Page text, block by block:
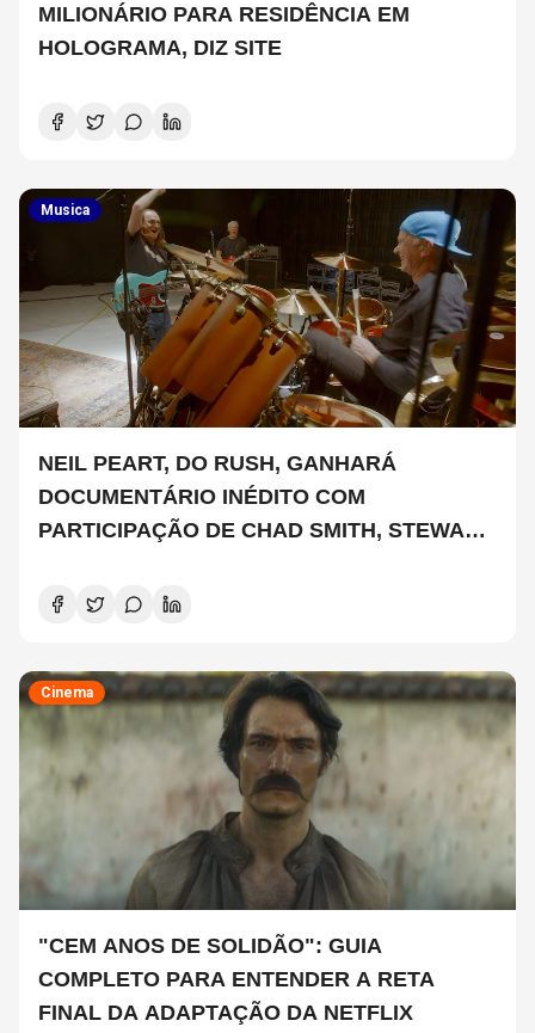
MILIONÁRIO PARA RESIDÊNCIA EM
HOLOGRAMA, DIZ SITE
Musica
NEIL PEART, DO RUSH, GANHARÁ
DOCUMENTÁRIO INÉDITO COM
PARTICIPAÇÃO DE CHAD SMITH, STEWART
Cinema
"CEM ANOS DE SOLIDÃO": GUIA
COMPLETO PARA ENTENDER A RETA
FINAL DA ADAPTAÇÃO DA NETFLIX